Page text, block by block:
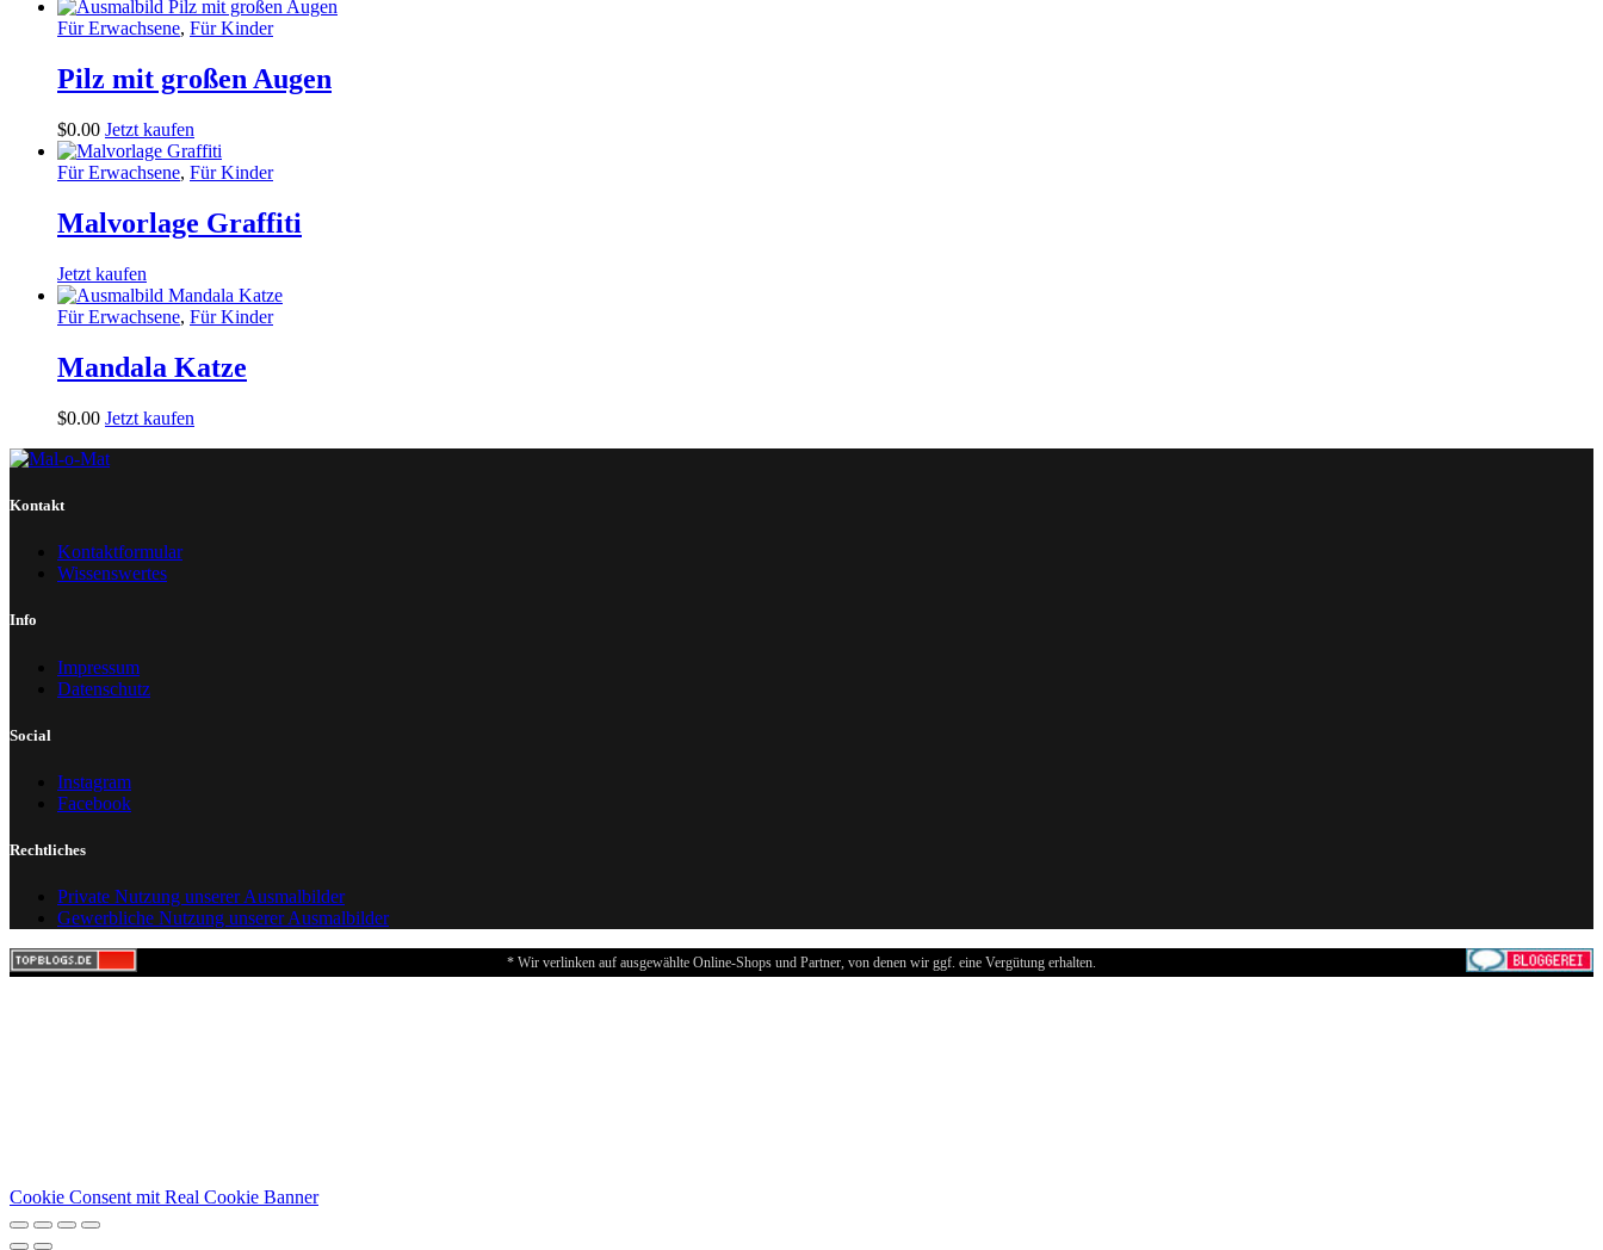
Für Erwachsene, Für Kinder
Pilz mit großen Augen
$0.00 Jetzt kaufen
Für Erwachsene, Für Kinder
Malvorlage Graffiti
Jetzt kaufen
Für Erwachsene, Für Kinder
Mandala Katze
$0.00 Jetzt kaufen
Kontakt
Kontaktformular
Wissenswertes
Info
Impressum
Datenschutz
Social
Instagram
Facebook
Rechtliches
Private Nutzung unserer Ausmalbilder
Gewerbliche Nutzung unserer Ausmalbilder
* Wir verlinken auf ausgewählte Online-Shops und Partner, von denen wir ggf. eine Vergütung erhalten.
Cookie Consent mit Real Cookie Banner